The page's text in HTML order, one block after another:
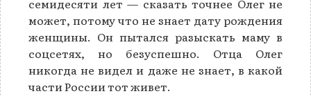
семидесяти лет — сказать точнее Олег не
может, потому что не знает дату рождения
женщины. Он пытался разыскать маму в
соцсетях, но безуспешно. Отца Олег
никогда не видел и даже не знает, в какой
части России тот живет.